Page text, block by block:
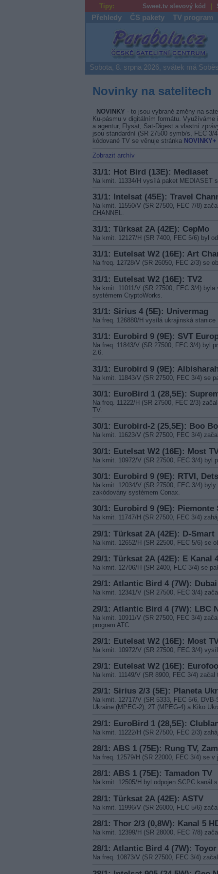
Tipy: Sweet.tv slevový kód
Přehledy ČS pakety TV program
Parabola.cz
Sobota, 8. srpna 2026, svátek má
Novinky na satelitech
NOVINKY - to jsou vybrané změny na
Ku-pásmu v digitálním formátu.
a agentur, Flysat, Sat-Digest a vlastní
jsou standardní (SR 27500 symb/s, FEC
kódované TV se věnuje stránka NOVINKY+
Zobrazit archív
31/1: Hot Bird (13E): Mediaset
Na kmit. 11334/H vysílá paket MEDIASET
31/1: Intelsat (45E): Travel
Na kmit. 11550/V (SR 27500, FEC 7/8)
CHANNEL.
31/1: Türksat 2A (42E): CepMo
Na kmit. 12127/H (SR 7400, FEC 5/6) byl
31/1: Eutelsat W2 (16E): Art
Na freq. 12728/V (SR 26050, FEC 2/3) se
31/1: Eutelsat W2 (16E): TV2
Na kmit. 11011/V (SR 27500, FEC 3/4)
systémem CryptoWorks.
31/1: Sirius 4 (5E): Univermag
Na freq. 126880/H vysílá ukrajinská
31/1: Eurobird 9 (9E): SVT
Na freq. 11843/V (SR 27500, FEC 3/4) byl
2.6.
31/1: Eurobird 9 (9E): Albisharah
Na kmit. 11843/V (SR 27500, FEC 3/4) se
30/1: EuroBird 1 (28,5E):
Na freq. 11222/H (SR 27500, FEC 2/3)
TV.
30/1: Eurobird-2 (25,5E): Boo
Na kmit. 11623/V (SR 27500, FEC 3/4)
30/1: Eutelsat W2 (16E): Most
Na kmit. 10972/V (SR 27500, FEC 3/4) byl
30/1: Eurobird 9 (9E): RTVI,
Na kmit. 12034/V (SR 27500, FEC 3/4)
zakódovány systémem Conax.
30/1: Eurobird 9 (9E): Piemonte
Na kmit. 11747/H (SR 27500, FEC 3/4)
29/1: Türksat 2A (42E): D-Smart
Na kmit. 12652/H (SR 22500, FEC 5/6) se
29/1: Türksat 2A (42E): E Kanal
Na kmit. 12706/H (SR 2400, FEC 3/4) se
29/1: Atlantic Bird 4 (7W):
Na kmit. 12341/V (SR 27500, FEC 3/4)
29/1: Atlantic Bird 4 (7W): LBC
Na kmit. 10911/V (SR 27500, FEC 3/4)
program ATC.
29/1: Eutelsat W2 (16E): Most
Na kmit. 10972/V (SR 27500, FEC 3/4)
29/1: Eutelsat W2 (16E):
Na kmit. 11149/V (SR 8900, FEC 3/4)
29/1: Sirius 2/3 (5E): Planeta
Na kmit. 12717/V (SR 5333, FEC 5/6,
Ukraine (MPEG-2), 2T (MPEG-4) a Kiko
29/1: EuroBird 1 (28,5E):
Na kmit. 11222/H (SR 27500, FEC 2/3)
28/1: ABS 1 (75E): Rung TV,
Na freq. 12579/H (SR 22000, FEC 3/4) se
28/1: ABS 1 (75E): Tamadon TV
Na kmit. 12505/H byl odpojen SCPC kanál
28/1: Türksat 2A (42E): ASTV
Na kmit. 11996/V (SR 26000, FEC 5/6)
28/1: Thor 2/3 (0,8W): Kanal 5
Na kmit. 12399/H (SR 28000, FEC 7/8)
28/1: Atlantic Bird 4 (7W): Toyor
Na freq. 10873/V (SR 27500, FEC 3/4)